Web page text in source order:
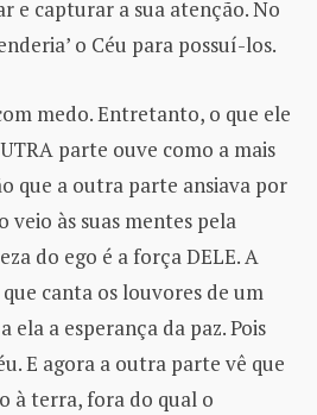
e capturar a sua atenção. No
o Céu para possuí-los.
medo. Entretanto, o que ele
parte ouve como a mais
que a outra parte ansiava por
veio às suas mentes pela
do ego é a força DELE. A
canta os louvores de um
ela a esperança da paz. Pois
E agora a outra parte vê que
à terra, fora do qual o